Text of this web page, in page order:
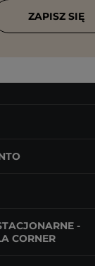
ZAPISZ SIĘ
-
CORNER